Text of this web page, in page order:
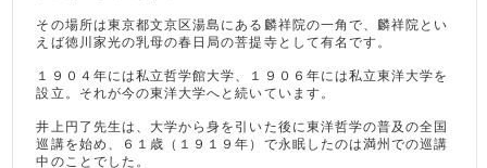
その場所は東京都文京区湯島にある麟祥院の一角で、麟祥院とい
えば徳川家光の乳母の春日局の菩提寺として有名です。
１９０４年には私立哲学館大学、１９０６年には私立東洋大学を
設立。それが今の東洋大学へと続いています。
井上円了先生は、大学から身を引いた後に東洋哲学の普及の全国
巡講を始め、６１歳（１９１９年）で永眠したのは満州での巡講
中のことでした。